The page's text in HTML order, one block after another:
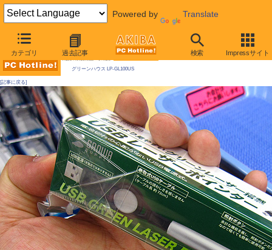
Powered by Translate
カテゴリ 過去記事 検索 Impressサイト
AKIBA PC Hotline! 2010年7月17日号
グリーンハウス LP-GL100US
[記事に戻る]